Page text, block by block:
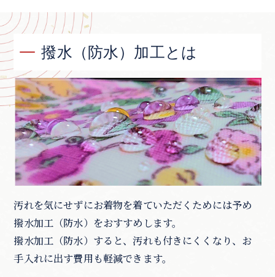
撥水（防水）加工とは
汚れを気にせずにお着物を着ていただくためには予め
撥水加工（防水）をおすすめします。
撥水加工（防水）すると、汚れも付きにくくなり、お
手入れに出す費用も軽減できます。